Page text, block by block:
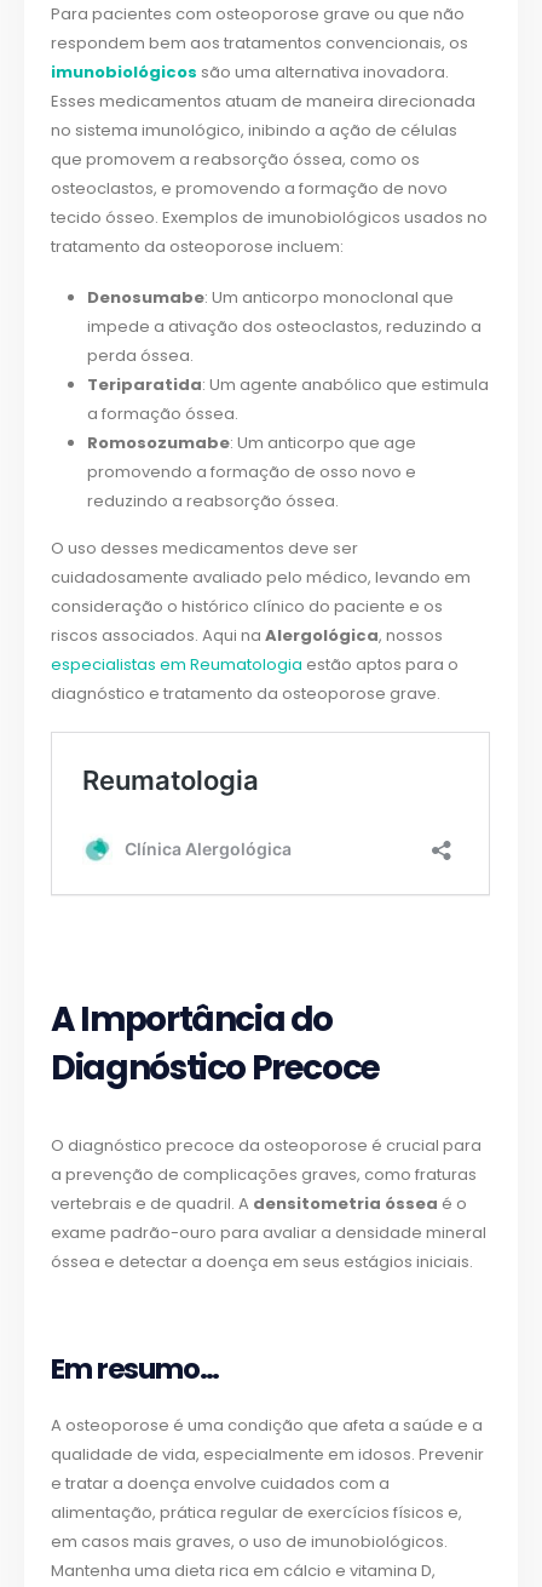
Para pacientes com osteoporose grave ou que não
respondem bem aos tratamentos convencionais, os
imunobiológicos são uma alternativa inovadora.
Esses medicamentos atuam de maneira direcionada
no sistema imunológico, inibindo a ação de células
que promovem a reabsorção óssea, como os
osteoclastos, e promovendo a formação de novo
tecido ósseo. Exemplos de imunobiológicos usados no
tratamento da osteoporose incluem:
Denosumabe: Um anticorpo monoclonal que
impede a ativação dos osteoclastos, reduzindo a
perda óssea.
Teriparatida: Um agente anabólico que estimula
a formação óssea.
Romosozumabe: Um anticorpo que age
promovendo a formação de osso novo e
reduzindo a reabsorção óssea.
O uso desses medicamentos deve ser
cuidadosamente avaliado pelo médico, levando em
consideração o histórico clínico do paciente e os
riscos associados. Aqui naAlergológica, nossos
especialistas em Reumatologia estão aptos para o
diagnóstico e tratamento da osteoporose grave.
A Importância do
Diagnóstico Precoce
O diagnóstico precoce da osteoporose é crucial para
a prevenção de complicações graves, como fraturas
vertebrais e de quadril. A densitometria óssea é o
exame padrão-ouro para avaliar a densidade mineral
óssea e detectar a doença em seus estágios iniciais.
Em resumo…
A osteoporose é uma condição que afeta a saúde e a
qualidade de vida, especialmente em idosos. Prevenir
e tratar a doença envolve cuidados com a
alimentação, prática regular de exercícios físicos e,
em casos mais graves, o uso de imunobiológicos.
Mantenha uma dieta rica em cálcio e vitamina D,